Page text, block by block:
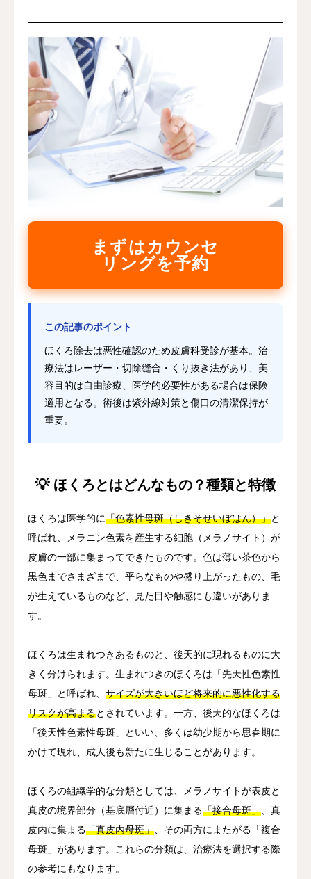
まずはカウンセ
リングを予約
この記事のポイント
ほくろ除去は悪性確認のため皮膚科受診が基本。治
療法はレーザー・切除縫合・くり抜き法があり、美
容目的は自由診療、医学的必要性がある場合は保険
適用となる。術後は紫外線対策と傷口の清潔保持が
重要。
💡 ほくろとはどんなもの？種類と特徴
ほくろは医学的に「色素性母斑（しきそせいぼはん）」と
呼ばれ、メラニン色素を産生する細胞（メラノサイト）が
皮膚の一部に集まってできたものです。色は薄い茶色から
黒色までさまざまで、平らなものや盛り上がったもの、毛
が生えているものなど、見た目や触感にも違いがありま
す。
ほくろは生まれつきあるものと、後天的に現れるものに大
きく分けられます。生まれつきのほくろは「先天性色素性
母斑」と呼ばれ、 サイズが大きいほど将来的に悪性化する
リスクが高まるとされています。一方、後天的なほくろは
「後天性色素性母斑」といい、多くは幼少期から思春期に
かけて現れ、成人後も新たに生じることがあります。
ほくろの組織学的な分類としては、メラノサイトが表皮と
真皮の境界部分（基底層付近）に集まる「接合母斑」 、真
皮内に集まる「真皮内母斑」 、その両方にまたがる「複合
母斑」があります。これらの分類は、治療法を選択する際
の参考にもなります。